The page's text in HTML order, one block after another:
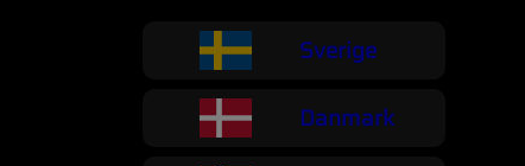
Sverige
Danmark